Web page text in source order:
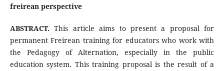
freirean perspective
ABSTRACT.This article aims to present a proposal for
permanent Freirean training for educators who work with
the Pedagogy of Alternation, especially in the public
education system. This training proposal is the result of a